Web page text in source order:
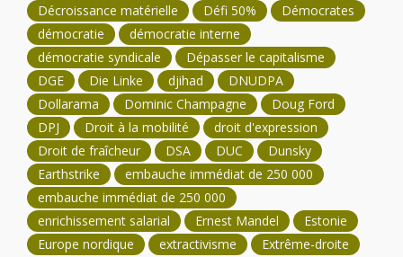
Décroissance matérielle
Défi 50%
Démocrates
démocratie
démocratie interne
démocratie syndicale
Dépasser le capitalisme
DGE
Die Linke djihad
DNUDPA
Dollarama
Dominic Champagne
Doug Ford
DPJ
Droit à la mobilité
droit d'expression
Droit de fraîcheur
DSA DUC
Dunsky
Earthstrike
embauche immédiat de 250 000
embauche immédiat de 250 000
enrichissement salarial
Ernest Mandel
Estonie
Europe nordique
extractivisme
Extrême-droite